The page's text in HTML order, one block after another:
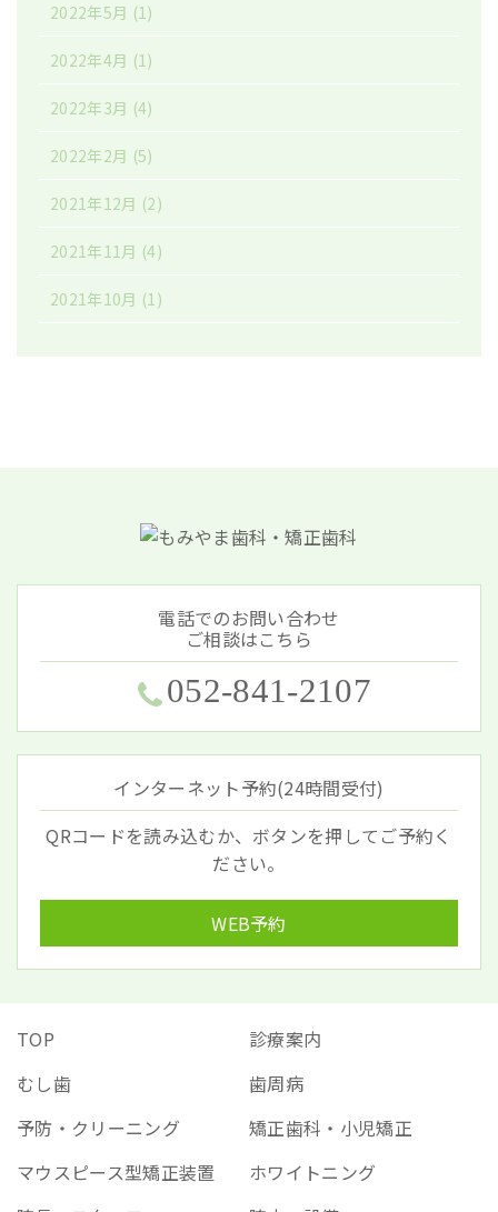
2022年5月 (1)
2022年4月 (1)
2022年3月 (4)
2022年2月 (5)
2021年12月 (2)
2021年11月 (4)
2021年10月 (1)
電話でのお問い合わせ
ご相談はこちら
052-841-2107
インターネット予約(24時間受付)
QRコードを読み込むか、ボタンを押してご予約く
ださい。
WEB予約
TOP
診療案内
むし歯
歯周病
予防・クリーニング
矯正歯科・小児矯正
マウスピース型矯正装置
ホワイトニング